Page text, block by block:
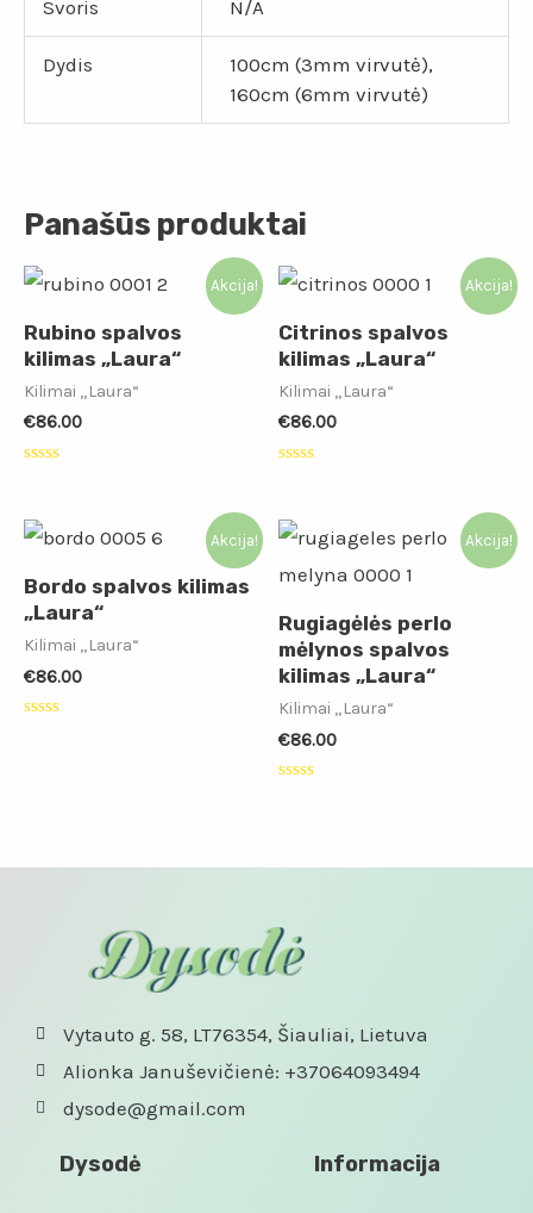
Svoris N/A
Dydis
100cm (3mm virvutė),
160cm (6mm virvutė)
Panašūs produktai
Akcija!
Rubino spalvos
kilimas „Laura“
Kilimai „Laura“
€86.00
5
Akcija!
Citrinos spalvos
kilimas „Laura“
Kilimai „Laura“
€86.00
5
Akcija!
Bordo spalvos kilimas
„Laura“
Kilimai „Laura“
€86.00
Akcija!
Rugiagėlės perlo
mėlynos spalvos
kilimas „Laura“
Kilimai „Laura“
€86.00
Vytauto g. 58, LT76354, Šiauliai, Lietuva
Alionka Januševičienė: +37064093494
dysode@gmail.com
Dysodė Informacija